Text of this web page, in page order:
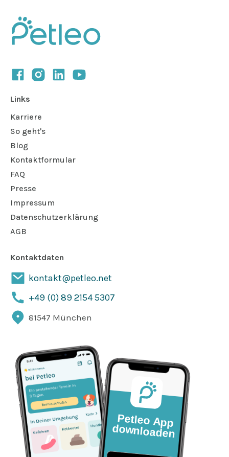
Links
Karriere
So geht's
Blog
Kontaktformular
FAQ
Presse
Impressum
Datenschutzerklärung
AGB
Kontaktdaten
kontakt@petleo.net
+49 (0) 89 2154 5307
81547 München